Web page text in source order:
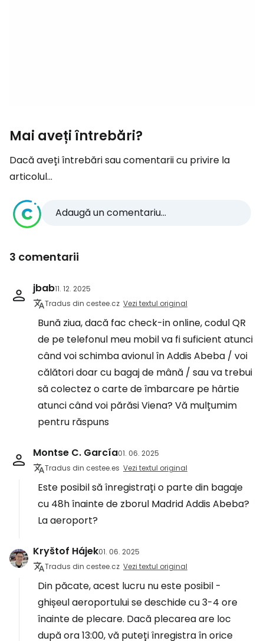
Mai aveți întrebări?
Dacă aveți întrebări sau comentarii cu privire la
articolul...
Adaugă un comentariu...
3 comentarii
jbab11. 12. 2025
Tradus din cestee.cz Vezi textul original
Bună ziua, dacă fac check-in online, codul QR
de pe telefonul meu mobil va fi suficient atunci
când voi schimba avionul în Addis Abeba / voi
călători doar cu bagaj de mână / sau va trebui
să colectez o carte de îmbarcare pe hârtie
atunci când voi părăsi Viena? Vă mulțumim
pentru răspuns
Montse C. García01. 06. 2025
Tradus din cestee.es Vezi textul original
Este posibil să înregistrați o parte din bagaje
cu 48h înainte de zborul Madrid Addis Abeba?
La aeroport?
Kryštof Hájek01. 06. 2025
Tradus din cestee.cz Vezi textul original
Din păcate, acest lucru nu este posibil -
ghișeul aeroportului se deschide cu 3-4 ore
înainte de plecare. Dacă plecarea are loc
după ora 13:00, vă puteți înregistra în orice